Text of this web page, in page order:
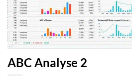
ABC Analyse 2